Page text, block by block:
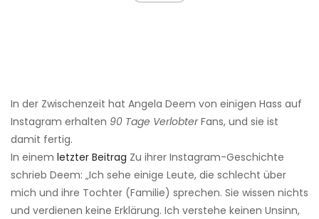
In der Zwischenzeit hat Angela Deem von einigen Hass auf
Instagram erhalten 90 Tage VerlobterFans, und sie ist
damit fertig.
In einem letzter Beitrag Zu ihrer Instagram-Geschichte
schrieb Deem: „Ich sehe einige Leute, die schlecht über
mich und ihre Tochter (Familie) sprechen. Sie wissen nichts
und verdienen keine Erklärung. Ich verstehe keinen Unsinn,